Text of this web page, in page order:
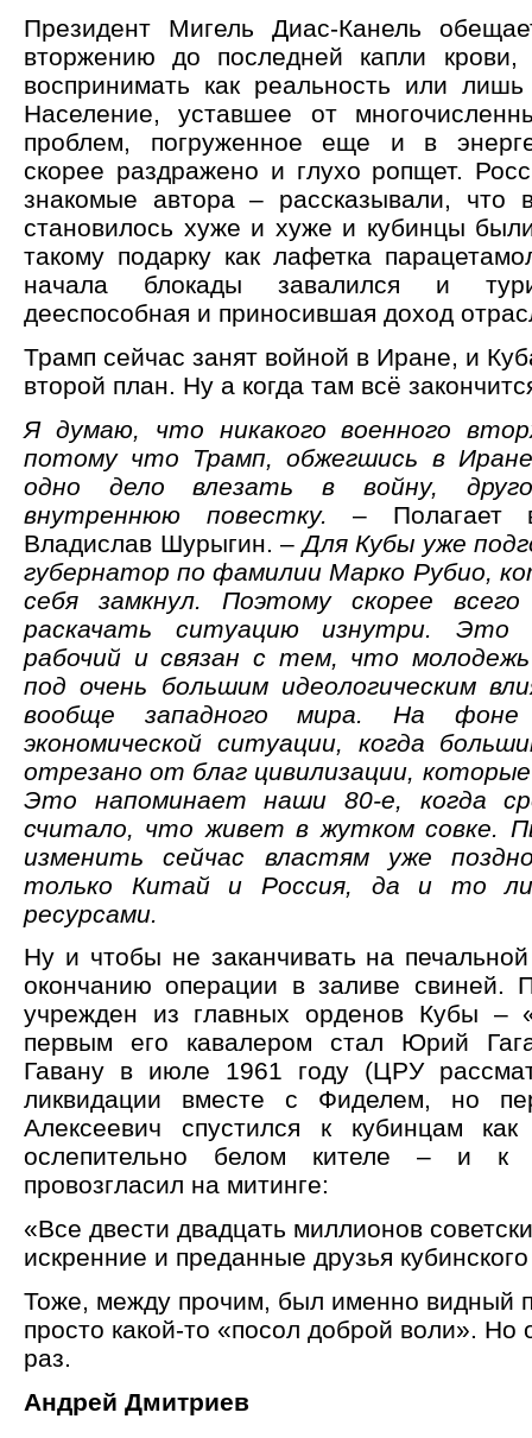
Президент Мигель Диас-Канель
вторжению до последней капли
воспринимать как реальность или
Население, уставшее от
проблем, погруженное еще и в
скорее раздражено и глухо ропщет.
знакомые автора – рассказывали, что
становилось хуже и хуже и кубинцы
такому подарку как лафетка
начала блокады завалился и
дееспособная и приносившая доход
Трамп сейчас занят войной в Иране, и
второй план. Ну а когда там всё
Я думаю, что никакого военного
потому что Трамп, обжегшись в
одно дело влезать в войну,
внутреннюю повестку. – Полагает
Владислав Шурыгин. –Для Кубы уже
губернатор по фамилии Марко Рубио,
себя замкнул. Поэтому скорее
раскачать ситуацию изнутри. Это
рабочий и связан с тем, что
под очень большим идеологическим
вообще западного мира. На фоне
экономической ситуации, когда
отрезано от благ цивилизации,
Это напоминает наши 80-е, когда
считало, что живет в жутком совке.
изменить сейчас властям уже
только Китай и Россия, да и то
ресурсами.
Ну и чтобы не заканчивать на
окончанию операции в заливе свиней.
учрежден из главных орденов Кубы –
первым его кавалером стал Юрий
Гавану в июле 1961 году (ЦРУ
ликвидации вместе с Фиделем, но
Алексеевич спустился к кубинцам
ослепительно белом кителе – и к
провозгласил на митинге:
«Все двести двадцать миллионов
искренние и преданные друзья
Тоже, между прочим, был именно видный
просто какой-то «посол доброй воли». Но
раз.
Андрей Дмитриев